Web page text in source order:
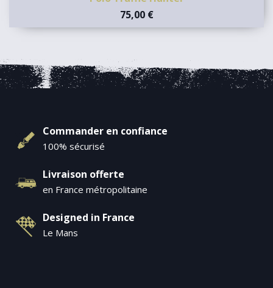
75,00 €
Commander en confiance
100% sécurisé
Livraison offerte
en France métropolitaine
Designed in France
Le Mans